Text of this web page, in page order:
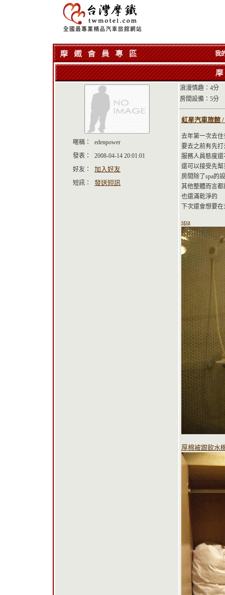
我
暱稱：
edenpower
發表：
2008-04-14 20:01:01
好友：
加入好友
短訊： 發送短訊
浪漫情趣：4分
房間設備：5分
虹星汽車旅館
去年第一次去
要去之前有先打
服務人員態度還
還可以接受先
房間除了spa的
其他整體而言都
也還滿乾淨的
下次還會想要
spa
厚棉被跟飲水